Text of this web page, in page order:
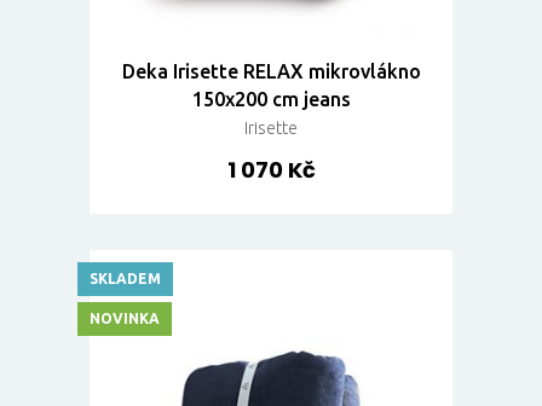
Deka Irisette RELAX mikrovlákno
150x200 cm jeans
Irisette
1 070 Kč
SKLADEM
NOVINKA